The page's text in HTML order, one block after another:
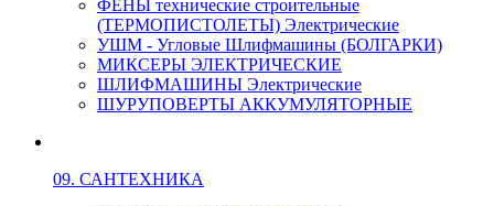
ФЕНЫ технические строительные
(ТЕРМОПИСТОЛЕТЫ) Электрические
УШМ - Угловые Шлифмашины (БОЛГАРКИ)
МИКСЕРЫ ЭЛЕКТРИЧЕСКИЕ
ШЛИФМАШИНЫ Электрические
ШУРУПОВЕРТЫ АККУМУЛЯТОРНЫЕ
09. САНТЕХНИКА